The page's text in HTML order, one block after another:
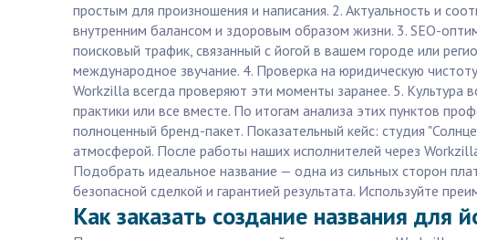
простым для произношения и написания. 2. Актуальность и
внутренним балансом и здоровым образом жизни. 3. SEO-
поисковый трафик, связанный с йогой в вашем городе или
международное звучание. 4. Проверка на юридическую
Workzilla всегда проверяют эти моменты заранее. 5.
практики или все вместе. По итогам анализа этих пунктов
полноценный бренд-пакет. Показательный кейс: студия
атмосферой. После работы наших исполнителей через
Подобрать идеальное название — одна из сильных сторон
безопасной сделкой и гарантией результата. Используйте
Как заказать создание названия для